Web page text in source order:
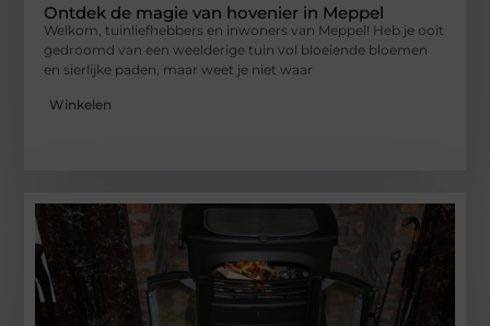
Ontdek de magie van hovenier in Meppel
Welkom, tuinliefhebbers en inwoners van Meppel! Heb je ooit
gedroomd van een weelderige tuin vol bloeiende bloemen
en sierlijke paden, maar weet je niet waar
Winkelen